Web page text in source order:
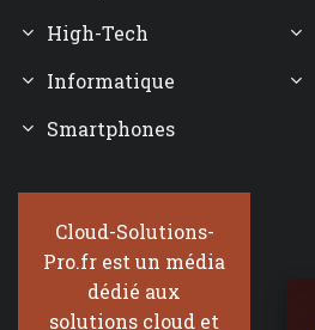
High-Tech
Informatique
Smartphones
Cloud-Solutions-
Pro.fr est un média
dédié aux
solutions cloud et